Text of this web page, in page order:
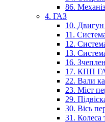
86.
4. ГАЗ
10.
11.
12.
13.
16.
17. КПП
22. Вали
23. Міст
29.
30. Вісь
31. Колеса